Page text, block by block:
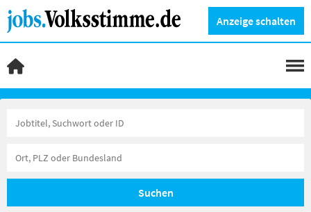
Anzeige schalten
Suchen